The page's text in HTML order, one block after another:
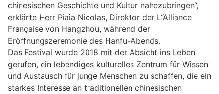
chinesischen Geschichte und Kultur nahezubringen“,
erklärte Herr Piaia Nicolas, Direktor der L“Alliance
Française von Hangzhou, während der
Eröffnungszeremonie des Hanfu-Abends.
Das Festival wurde 2018 mit der Absicht ins Leben
gerufen, ein lebendiges kulturelles Zentrum für Wissen
und Austausch für junge Menschen zu schaffen, die ein
starkes Interesse an traditionellen chinesischen